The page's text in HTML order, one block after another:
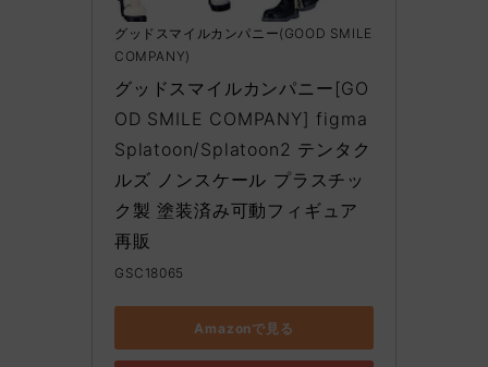
グッドスマイルカンパニー(GOOD SMILE
COMPANY)
グッドスマイルカンパニー[GO
OD SMILE COMPANY] figma
Splatoon/Splatoon2 テンタク
ルズ ノンスケール プラスチッ
ク製 塗装済み可動フィギュア
再販
GSC18065
Amazonで見る